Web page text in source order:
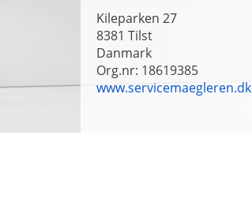
Kileparken 27
8381 Tilst
Danmark
Org.nr: 18619385
www.servicemaegleren.dk